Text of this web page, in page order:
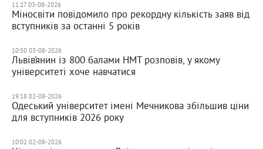
11:27 03-08-2026
Міносвіти повідомило про рекордну кількість заяв від
вступників за останні 5 років
10:50 03-08-2026
Львів’янин із 800 балами НМТ розповів, у якому
університеті хоче навчатися
19:18 02-08-2026
Одеський університет імені Мечникова збільшив ціни
для вступників 2026 року
10:02 02-08-2026